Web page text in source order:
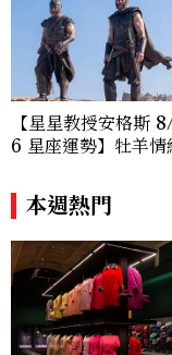
【星星教授安格斯
6 星座運勢】牡羊情
本週熱門